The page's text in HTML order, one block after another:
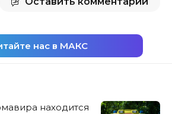
нас в МАКС
находится